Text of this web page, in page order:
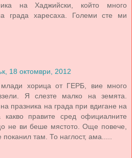
на Хаджийски, който много
града харесаха. Големи сте ми
18 октомври, 2012
хорица от ГЕРБ, вие много
Я слезте малко на земята.
празника на града при вдигане на
какво правите сред официалните
не ви беше мястото. Още повече,
там. То наглост, ама.....